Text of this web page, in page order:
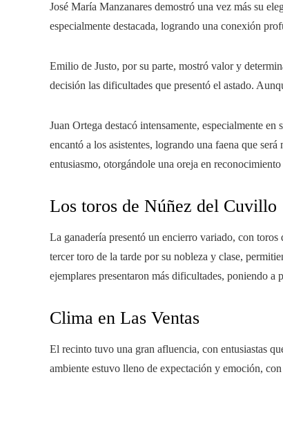
José María Manzanares demostró una vez más su
especialmente destacada, logrando una conexión
Emilio de Justo, por su parte, mostró valor y
decisión las dificultades que presentó el astado.
Juan Ortega destacó intensamente, especialmente
encantó a los asistentes, logrando una faena que
entusiasmo, otorgándole una oreja en reconocimiento
Los toros de Núñez del Cuvillo
La ganadería presentó un encierro variado, con
tercer toro de la tarde por su nobleza y clase,
ejemplares presentaron más dificultades, poniendo a
Clima en Las Ventas
El recinto tuvo una gran afluencia, con entusiastas
ambiente estuvo lleno de expectación y emoción,